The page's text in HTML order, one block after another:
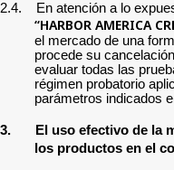
2.4. En atención a lo
“HARBOR AMERICA
el mercado de una
procede su
evaluar todas las
régimen probatorio
parámetros indicados
3.
El uso efectivo de la
los productos en el